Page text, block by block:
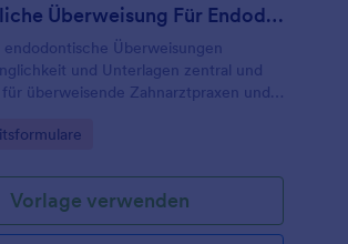
Zahnärztliche Überweisung Für Endodontie Fragebogen
endodontische Überweisungen
und Unterlagen zentral und
überweisende Zahnarztpraxen und
in Jotform.
Vorlage verwenden